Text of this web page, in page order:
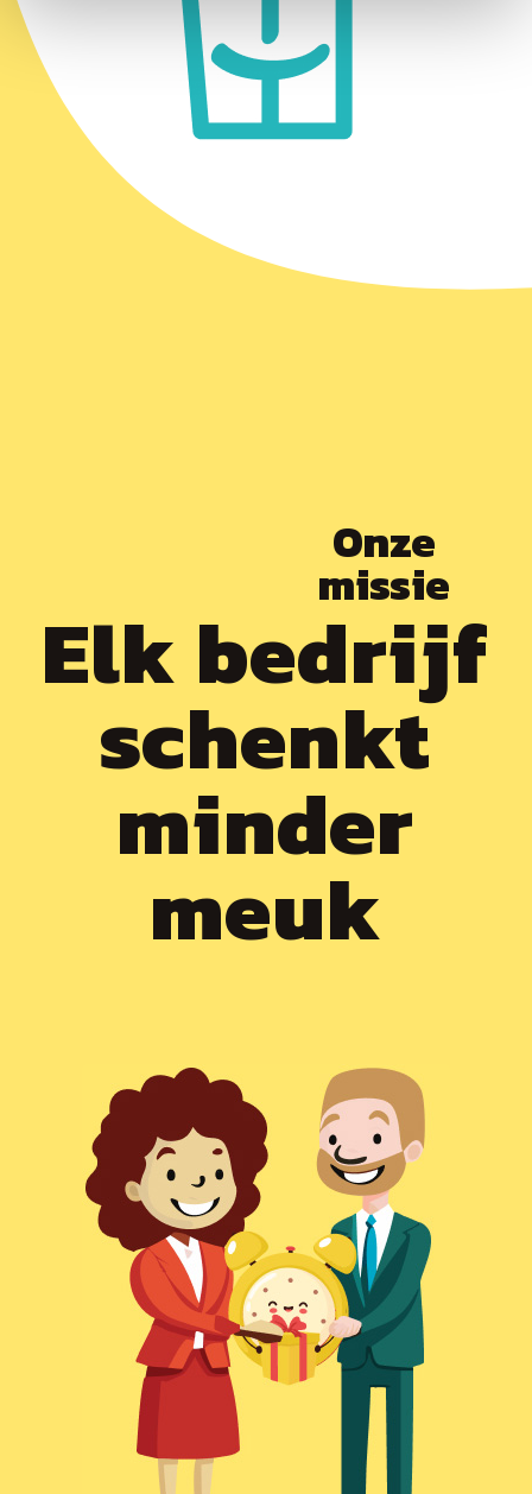
Onze
missie
Elk bedrijf
schenkt
minder
meuk